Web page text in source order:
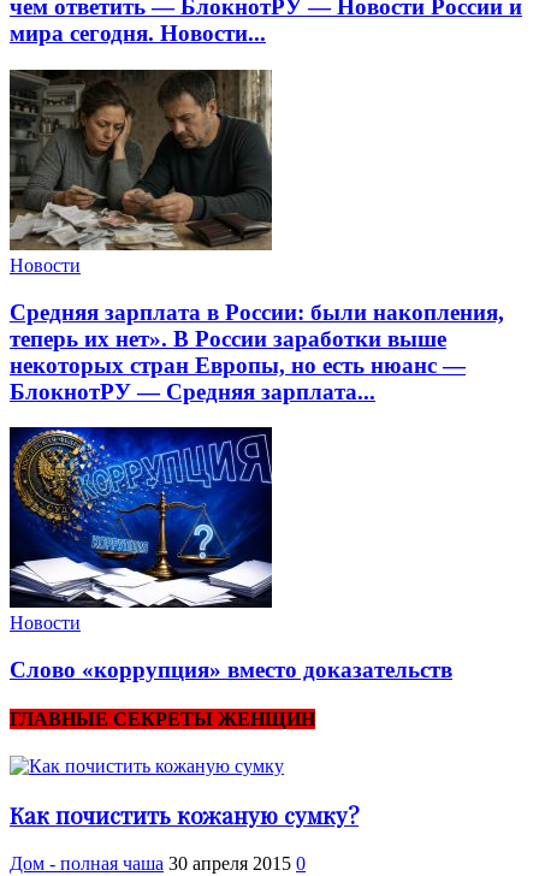
чем ответить — БлокнотРУ — Новости России и
мира сегодня. Новости...
Новости
Средняя зарплата в России: были накопления,
теперь их нет». В России заработки выше
некоторых стран Европы, но есть нюанс —
БлокнотРУ — Средняя зарплата...
Новости
Слово «коррупция» вместо доказательств
ГЛАВНЫЕ СЕКРЕТЫ ЖЕНЩИН
Как почистить кожаную сумку?
Дом - полная чаша 30 апреля 2015 0